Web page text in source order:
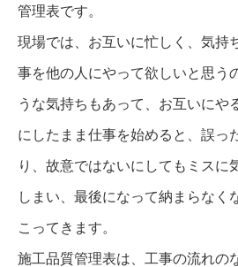
管理表です。
現場では、お互いに忙しく、気持
事を他の人にやって欲しいと思う
うな気持ちもあって、お互いにや
にしたまま仕事を始めると、誤っ
り、故意ではないにしてもミスに
しまい、最後になって納まらなく
こってきます。
施工品質管理表は、工事の流れの